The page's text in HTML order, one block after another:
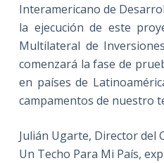
Interamericano de
la ejecución de este
Multilateral de
comenzará la fase de
en países de
campamentos de nuestro
Julián Ugarte, Director del
Un Techo Para Mi País,